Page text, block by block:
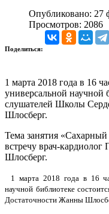
Опубликовано: 27
Просмотров: 2086
Поделиться:
1 марта 2018 года в 16
универсальной научной
слушателей Школы
Шлосберг.
Тема занятия
встречу врач-
Шлосберг.
1 марта 2018 года в 16
научной библиотеке
Достаточности Жанны